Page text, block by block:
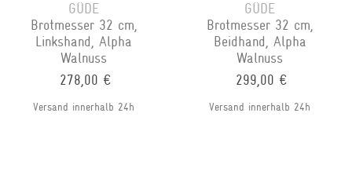
GÜDE
Brotmesser 32 cm,
Linkshand, Alpha
Walnuss
278,00 €
Versand innerhalb 24h
GÜDE
Brotmesser 32 cm,
Beidhand, Alpha
Walnuss
299,00 €
Versand innerhalb 24h